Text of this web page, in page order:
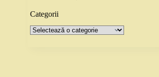
Categorii
Categorii